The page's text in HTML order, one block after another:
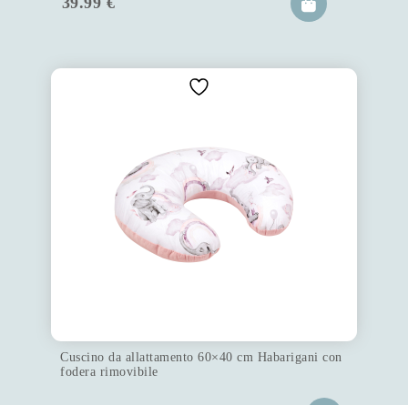
Cuscino da allattamento 60×40 cm Habarigani con
fodera rimovibile